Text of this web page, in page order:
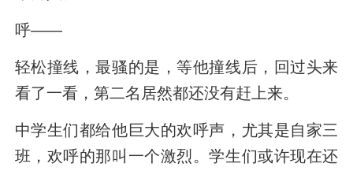
呼——
轻松撞线，最骚的是，等他撞线后，回过头来
看了一看，第二名居然都还没有赶上来。
中学生们都给他巨大的欢呼声，尤其是自家三
班，欢呼的那叫一个激烈。学生们或许现在还